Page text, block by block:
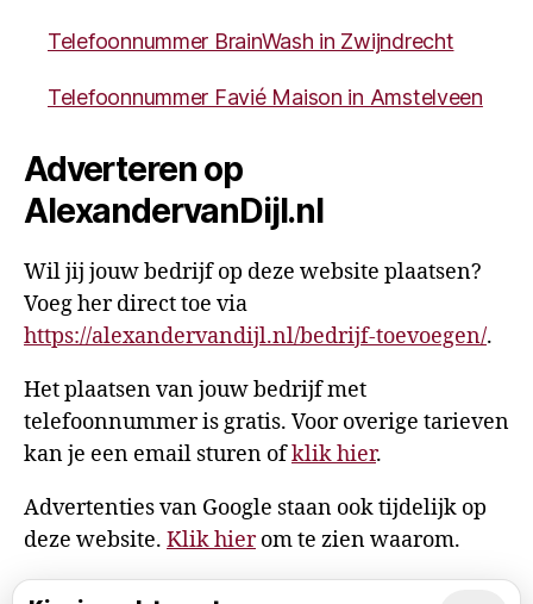
Telefoonnummer BrainWash in Zwijndrecht
Telefoonnummer Favié Maison in Amstelveen
Adverteren op
AlexandervanDijl.nl
Wil jij jouw bedrijf op deze website plaatsen?
Voeg her direct toe via
https://alexandervandijl.nl/bedrijf-toevoegen/.
Het plaatsen van jouw bedrijf met
telefoonnummer is gratis. Voor overige tarieven
kan je een email sturen ofklik hier.
Advertenties van Google staan ook tijdelijk op
deze website. Klik hierom te zien waarom.